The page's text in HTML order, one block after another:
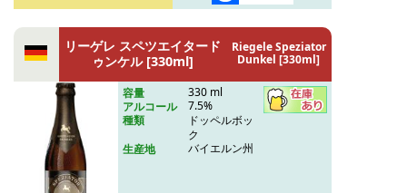
リーゲレ スペツエイタード
ゥンケル [330ml]
Riegele Speziator
Dunkel [330ml]
容量
330 ml
アルコール
7.5%
種類
ドッペルボッ
ク
生産地
バイエルン州